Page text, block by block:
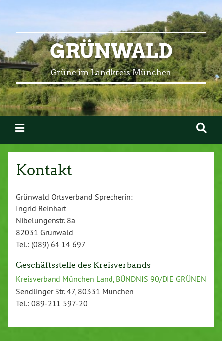
GRÜNWALD
Grüne im Landkreis München
Kontakt
Grünwald Ortsverband Sprecherin:
Ingrid Reinhart
Nibelungenstr. 8a
82031 Grünwald
Tel.: (089) 64 14 697
Geschäftsstelle des Kreisverbands
Kreisverband München Land, BÜNDNIS 90/DIE GRÜNEN
Sendlinger Str. 47, 80331 München
Tel.: 089-211 597-20